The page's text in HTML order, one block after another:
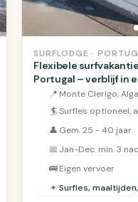
SURFLODGE ·
Flexibele
Portugal – verblijf in
B&amp;B aan de
📍 Monte Clerigo,
🏄Surfles optioneel,
👤 Gem. 25 - 40 jaar
📅 Jan-Dec: min. 3
🚌Eigen vervoer
✦ Surfles,